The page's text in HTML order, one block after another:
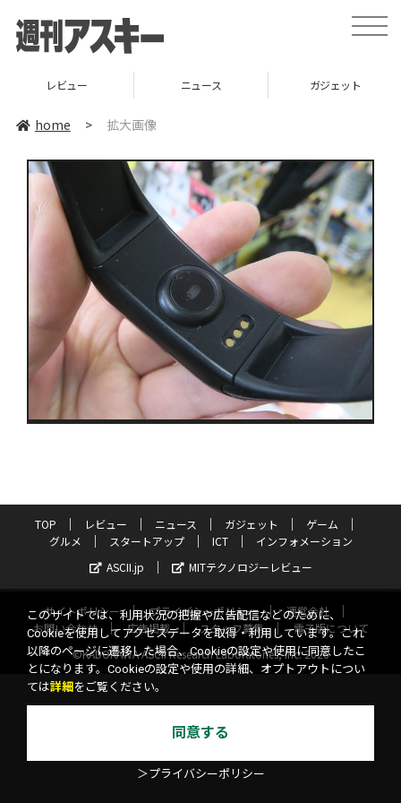
toggle
レビュー ニュース ガジェット
home > 拡大画像
TOP レビュー ニュース ガジェット
ゲーム
グルメ
スタートアップ ICT
インフォメーション
ASCII.jp
MITテクノロジーレビュー
サイトポリシー プライバシーポリシー
運営会社
お問い合わせ
広告掲載 スタッフ募集
電子版について
©KADOKAWA ASCII Research Laboratories, Inc. 2026
このサイトでは、利用状況の把握や広告配信などのために、
Cookieを使用してアクセスデータを取得・利用しています。これ
以降のページに遷移した場合、Cookieの設定や使用に同意したこ
とになります。Cookieの設定や使用の詳細、オプトアウトについ
ては詳細 をご覧ください。
同意する
＞プライバシーポリシー